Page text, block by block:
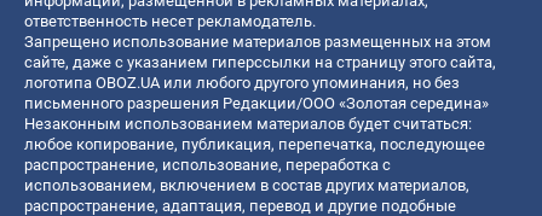
ответственность несет рекламодатель.
Запрещено использование материалов размещенных на этом
сайте, даже с указанием гиперссылки на страницу этого сайта,
логотипа OBOZ.UA или любого другого упоминания, но без
письменного разрешения Редакции/ООО «Золотая середина»
Незаконным использованием материалов будет считаться:
любое копирование, публикация, перепечатка, последующее
распространение, использование, переработка с
использованием, включением в состав других материалов,
распространение, адаптация, перевод и другие подобные